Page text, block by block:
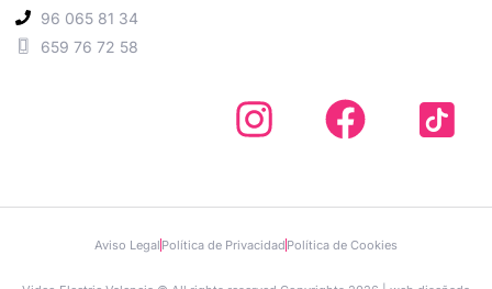
96 065 81 34
659 76 72 58
Aviso Legal Política de Privacidad Política de Cookies